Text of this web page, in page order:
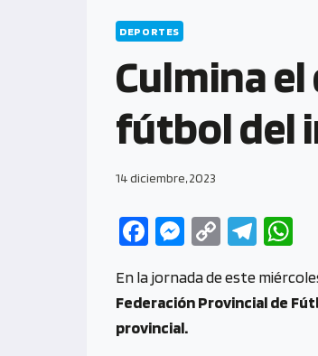
DEPORTES
Culmina
fútbol del
14 diciembre, 2023
Fa
b
o
M
se
n
C
py
Li
Te
gr
a
at
s
En la jornada de este
Federación Provincial de
provincial.